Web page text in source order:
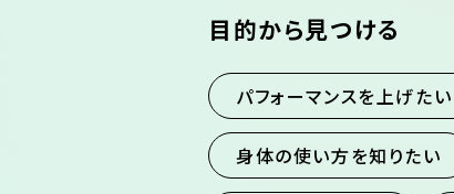
目的から見つける
パフォーマンスを上げたい
身体の使い方を知りたい